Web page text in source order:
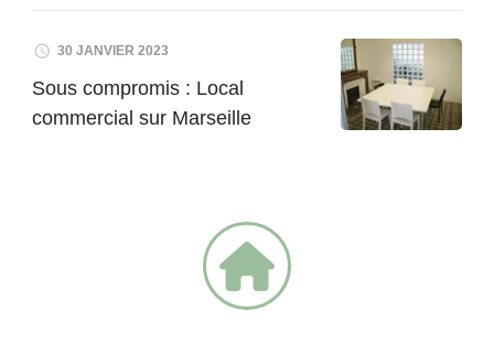
30 JANVIER 2023
Sous compromis : Local
commercial sur Marseille